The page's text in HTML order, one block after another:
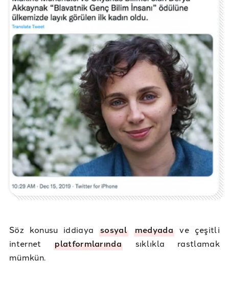
Söz konusu iddiayasosyal medyadave çeşitli
internetplatformlarında sıklıkla rastlamak
mümkün.